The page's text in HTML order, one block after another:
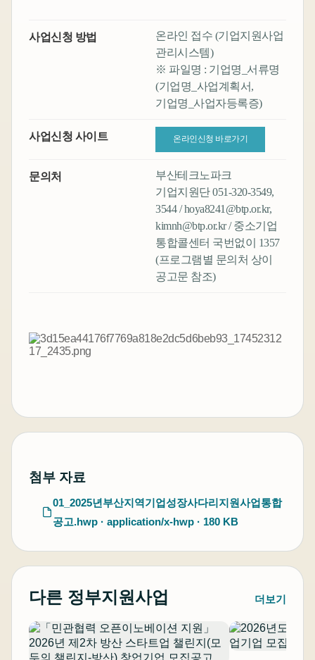
사업신청 방법
온라인 접수 (기업지원사업
관리시스템)
※ 파일명 : 기업명_서류명
(기업명_사업계획서,
기업명_사업자등록증)
사업신청 사이트 온라인신청 바로가기
문의처
부산테크노파크
기업지원단 051-320-3549,
3544 / hoya8241@btp.or.kr,
kimnh@btp.or.kr / 중소기업
통합콜센터 국번없이 1357
(프로그램별 문의처 상이
공고문 참조)
첨부 자료
01_2025년부산지역기업성장사다리지원사업통합
공고.hwp · application/x-hwp · 180 KB
다른 정부지원사업 더보기